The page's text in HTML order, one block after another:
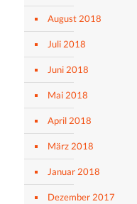
August 2018
Juli 2018
Juni 2018
Mai 2018
April 2018
März 2018
Januar 2018
Dezember 2017